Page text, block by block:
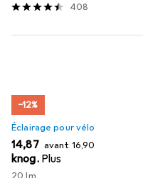
408
−12%
Éclairage pour vélo
EUR
14,87 avant EUR
16,90
knog. Plus